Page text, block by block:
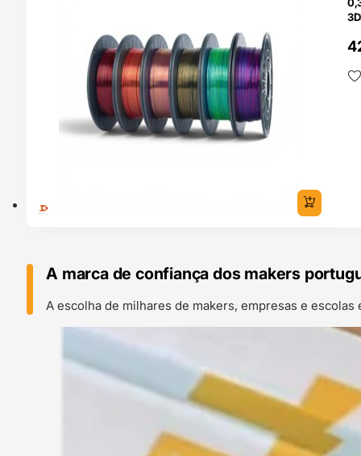
A marca de confiança dos makers
A escolha de milhares de makers, empresas e escolas